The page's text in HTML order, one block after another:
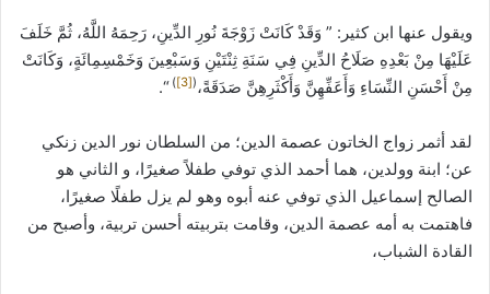
ويقول عنها ابن كثير: ” وَقَدْ كَانَتْ زَوْجَةَ نُورِ الدِّينِ، رَحِمَهُ اللَّهُ، ثُمَّ خَلَفَ
عَلَيْهَا مِنْ بَعْدِهِ صَلَاحُ الدِّينِ فِي سَنَةِ ثِنْتَيْنِ وَسَبْعِينَ وَخَمْسِمِائَةٍ، وَكَانَتْ
مِنْ أَحْسَنِ النِّسَاءِ وَأَعَفِّهِنَّ وَأَكْثَرِهِنَّ صَدَقَةً،(
[3]
)
“.
لقد أثمر زواج الخاتون عصمة الدين؛ من السلطان نور الدين زنكي
عن؛ ابنة وولدين، هما أحمد الذي توفي طفلاً صغيرًا، و الثاني هو
الصالح إسماعيل الذي توفي عنه أبوه وهو لم يزل طفلًا صغيرًا،
فاهتمت به أمه عصمة الدين، وقامت بتربيته أحسن تربية، وأصبح من
القادة الشباب،